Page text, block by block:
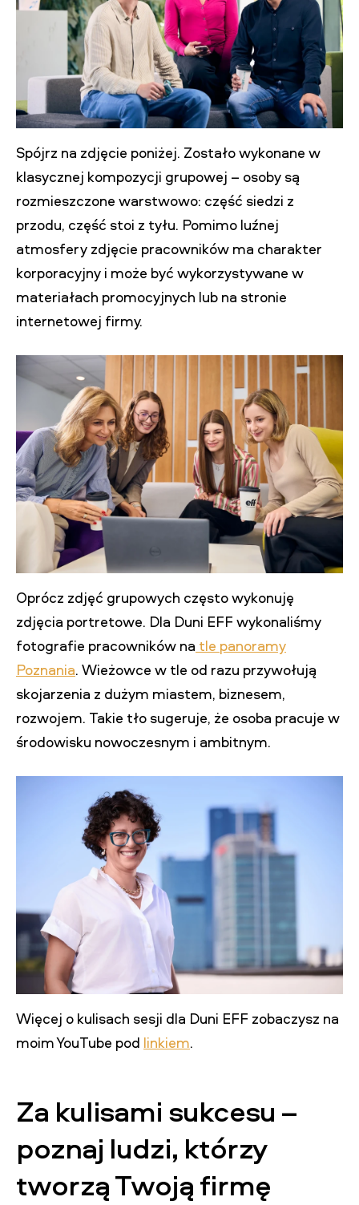
Spójrz na zdjęcie poniżej. Zostało wykonane w
klasycznej kompozycji grupowej – osoby są
rozmieszczone warstwowo: część siedzi z
przodu, część stoi z tyłu. Pomimo luźnej
atmosfery zdjęcie pracowników ma charakter
korporacyjny i może być wykorzystywane w
materiałach promocyjnych lub na stronie
internetowej firmy.
Oprócz zdjęć grupowych często wykonuję
zdjęcia portretowe. Dla Duni EFF wykonaliśmy
fotografie pracowników na tle panoramy
Poznania. Wieżowce w tle od razu przywołują
skojarzenia z dużym miastem, biznesem,
rozwojem. Takie tło sugeruje, że osoba pracuje w
środowisku nowoczesnym i ambitnym.
Więcej o kulisach sesji dla Duni EFF zobaczysz na
moim YouTube pod linkiem.
Za kulisami sukcesu –
poznaj ludzi, którzy
tworzą Twoją firmę